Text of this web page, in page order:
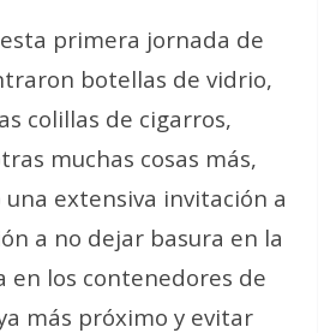
primera jornada de
botellas de vidrio,
colillas de cigarros,
muchas cosas más,
extensiva invitación a
a no dejar basura en la
en los contenedores de
más próximo y evitar